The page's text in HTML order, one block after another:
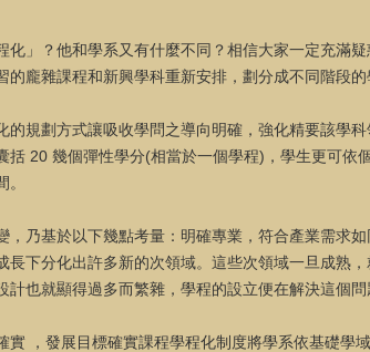
化」？他和學系又有什麼不同？相信大家一定充滿
的龐雜課程和新興學科重新安排，劃分成不同階段
的規劃方式讓吸收學問之導向明確，強化精要該學
括 20 幾個彈性學分(相當於一個學程)，學生更可依
，乃基於以下幾點考量：明確專業，符合產業需求
長下分化出許多新的次領域。這些次領域一旦成熟
計也就顯得過多而繁雜，學程的設立便在解決這個問
實 ，發展目標確實課程學程化制度將學系依基礎學